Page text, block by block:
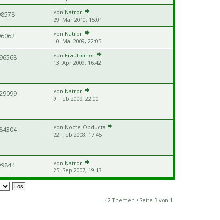
von Natron
29. Mär 2010, 15:01
von Natron
10. Mai 2009, 22:05
von FrauHorror
13. Apr 2009, 16:42
von Natron
9. Feb 2009, 22:00
von Nocte_Obducta
22. Feb 2008, 17:45
von Natron
25. Sep 2007, 19:13
42 Themen • Seite 1 von 1